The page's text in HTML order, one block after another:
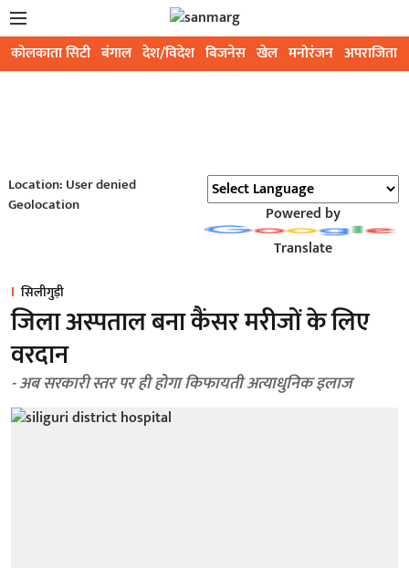
कोलकाता सिटी बंगाल देश/विदेश बिजनेस खेल मनोरंजन अपराजिता
Location: User denied
Geolocation
Powered by
Translate
सिलीगुड़ी
जिला अस्पताल बना कैंसर मरीजों के लिए
वरदान
- अब सरकारी स्तर पर ही होगा किफायती अत्याधुनिक इलाज